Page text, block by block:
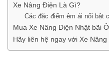
Xe Nâng Điện Là Gì?
Các đặc điểm êm ái nổi bật
Mua Xe Nâng Điện Nhật bãi
Hãy liên hệ ngay với Xe